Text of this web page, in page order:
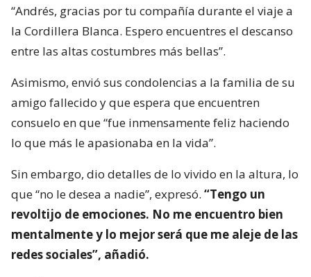
“Andrés, gracias por tu compañía durante el viaje a
la Cordillera Blanca. Espero encuentres el descanso
entre las altas costumbres más bellas”.
Asimismo, envió sus condolencias a la familia de su
amigo fallecido y que espera que encuentren
consuelo en que “fue inmensamente feliz haciendo
lo que más le apasionaba en la vida”.
Sin embargo, dio detalles de lo vivido en la altura, lo
que “no le desea a nadie”, expresó. “Tengo un
revoltijo de emociones. No me encuentro bien
mentalmente y lo mejor será que me aleje de las
redes sociales”, añadió.